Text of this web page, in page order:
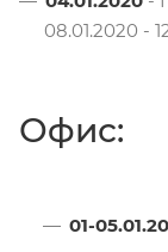
08.01.2020 -
Офис:
01-